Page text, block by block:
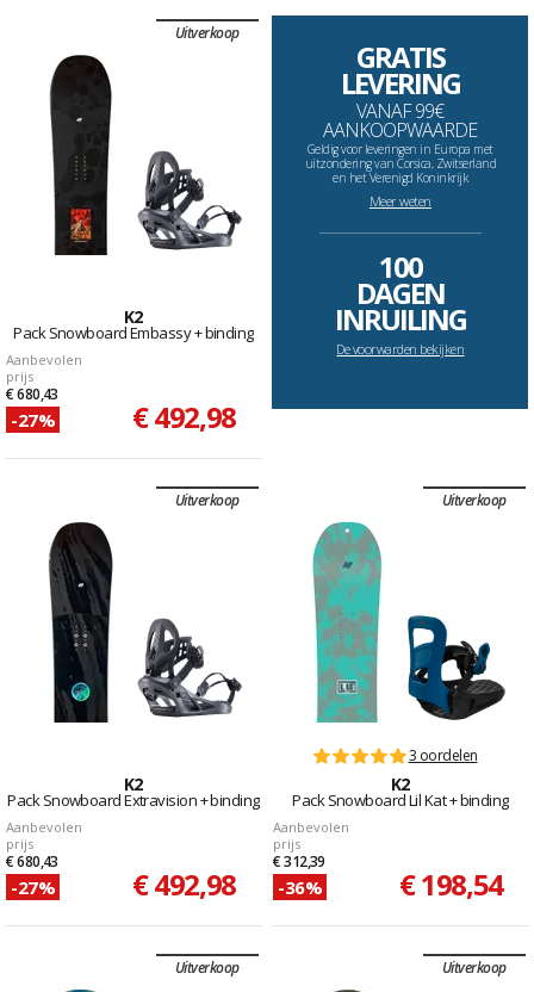
Uitverkoop
K2
Pack Snowboard Embassy + binding
Aanbevolen
prijs
€ 680,43
-27% € 492,98
GRATIS
LEVERING
VANAF 99€
AANKOOPWAARDE
Geldig voor leveringen in Europa met
uitzondering van Corsica, Zwitserland
en het Verenigd Koninkrijk
Meer weten
--------------------------------------------------------------------
100
DAGEN
INRUILING
De voorwarden bekijken
Uitverkoop
K2
Pack Snowboard Extravision + binding
Aanbevolen
prijs
€ 680,43
-27% € 492,98
Uitverkoop
3 oordelen
K2
Pack Snowboard Lil Kat + binding
Aanbevolen
prijs
€ 312,39
-36% € 198,54
Uitverkoop Uitverkoop